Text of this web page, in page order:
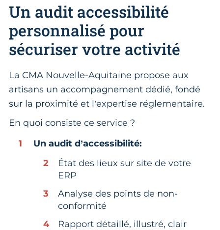
Un audit accessibilité
personnalisé pour
sécuriser votre activité
La CMA Nouvelle-Aquitaine propose aux
artisans un accompagnement dédié, fondé
sur la proximité et l’expertise réglementaire.
En quoi consiste ce service ?
Un audit d’accessibilité:
État des lieux sur site de votre
ERP
Analyse des points de non-
conformité
Rapport détaillé, illustré, clair